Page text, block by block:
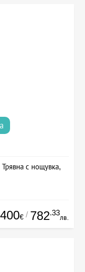
с нощувка,
400€ / 782.33
лв.